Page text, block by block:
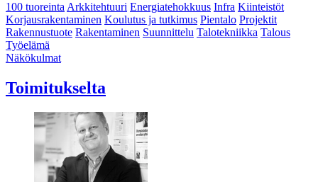
100 tuoreintaArkkitehtuuri Energiatehokkuus Infra Kiinteistöt
Korjausrakentaminen Koulutus ja tutkimus Pientalo Projektit
Rakennustuote Rakentaminen Suunnittelu Talotekniikka Talous
Työelämä
Näkökulmat
Toimitukselta